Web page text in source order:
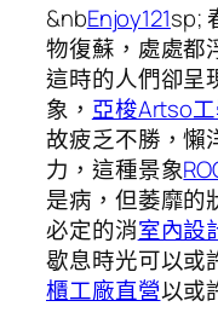
&nbEnjoy121sp;
物復蘇，處處都
這時的人們卻呈
象， 亞梭Artso
故疲乏不勝，懶
力，這種景象
是病，但萎靡的
必定的消室內設
歇息時光可以或
櫃工廠直營以或